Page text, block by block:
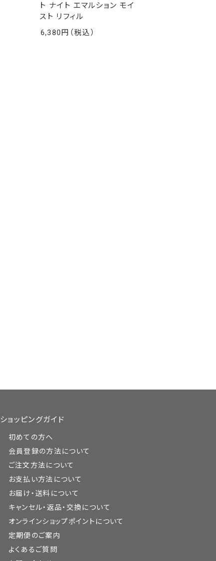
ト ナイト エマルション モイ
スト リフィル
6,380
ショッピングガイド
初めての方へ
会員登録の方法について
ご注文方法について
お支払い方法について
お届け・送料について
キャンセル・返品・交換について
オンラインショップポイントについて
定期便のご案内
よくあるご質問